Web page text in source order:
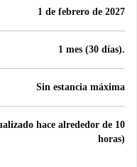
1 de febrero de 2027
1 mes (30 días).
Sin estancia máxima
hace alrededor de 10
horas)